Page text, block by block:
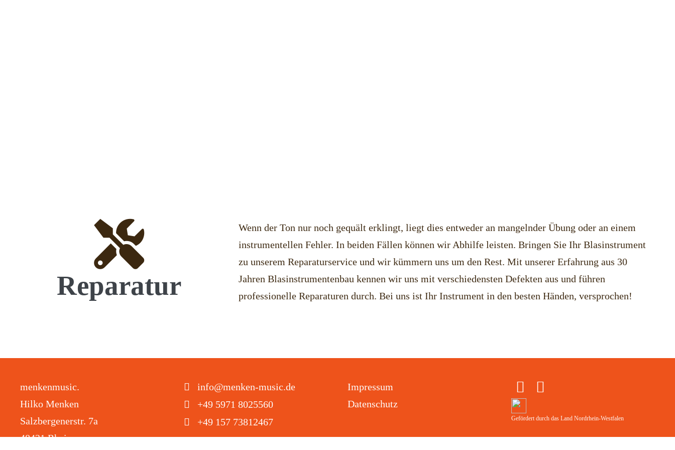
Reparatur
Wenn der Ton nur noch gequält erklingt, liegt dies entweder an mangelnder Übung oder an einem
instrumentellen Fehler. In beiden Fällen können wir Abhilfe leisten. Bringen Sie Ihr Blasinstrument
zu unserem Reparaturservice und wir kümmern uns um den Rest. Mit unserer Erfahrung aus 30
Jahren Blasinstrumentenbau kennen wir uns mit verschiedensten Defekten aus und führen
professionelle Reparaturen durch. Bei uns ist Ihr Instrument in den besten Händen, versprochen!
menkenmusic.
Hilko Menken
Salzbergenerstr. 7a
48431 Rheine
info@menken-music.de
+49 5971 8025560
+49 157 73812467
Impressum
Datenschutz
Gefördert durch das Land Nordrhein-Westfalen